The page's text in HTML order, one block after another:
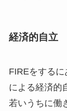
経済的自立
FIREをする
による経済的
若いうちに働